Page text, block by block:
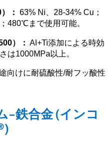
： 63% Ni、28-34% Cu；
480℃まで使用可能。
）： Al+Ti添加による時効
は1000MPa以上。
向けに耐硫酸性/耐フッ酸性
-鉄合金 (インコ